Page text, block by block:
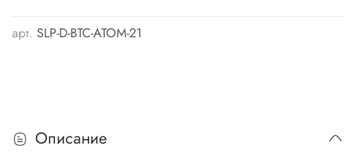
арт. SLP-D-BTC-ATOM-21
Описание